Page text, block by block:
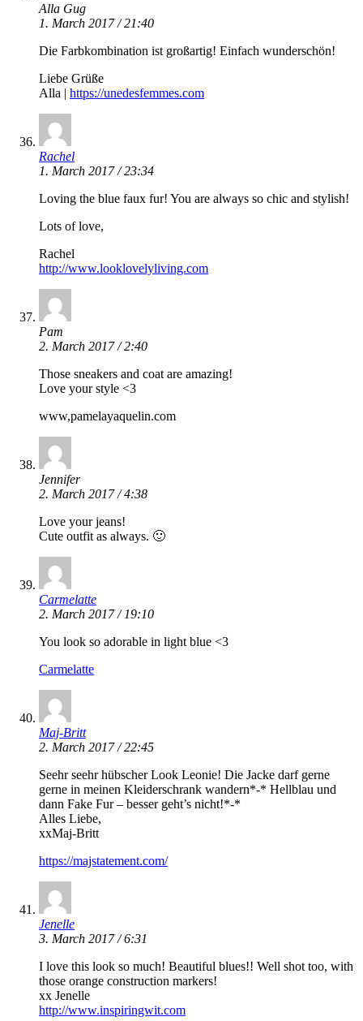
Alla Gug
1. March 2017 / 21:40
Die Farbkombination ist großartig! Einfach wunderschön!
Liebe Grüße
Alla | https://unedesfemmes.com
Rachel
1. March 2017 / 23:34
Loving the blue faux fur! You are always so chic and stylish!
Lots of love,
Rachel
http://www.looklovelyliving.com
Pam
2. March 2017 / 2:40
Those sneakers and coat are amazing!
Love your style <3
www,pamelayaquelin.com
Jennifer
2. March 2017 / 4:38
Love your jeans!
Cute outfit as always. 🙂
Carmelatte
2. March 2017 / 19:10
You look so adorable in light blue <3
Carmelatte
Maj-Britt
2. March 2017 / 22:45
Seehr seehr hübscher Look Leonie! Die Jacke darf gerne
gerne in meinen Kleiderschrank wandern*-* Hellblau und
dann Fake Fur – besser geht’s nicht!*-*
Alles Liebe,
xxMaj-Britt
https://majstatement.com/
Jenelle
3. March 2017 / 6:31
I love this look so much! Beautiful blues!! Well shot too, with
those orange construction markers!
xx Jenelle
http://www.inspiringwit.com